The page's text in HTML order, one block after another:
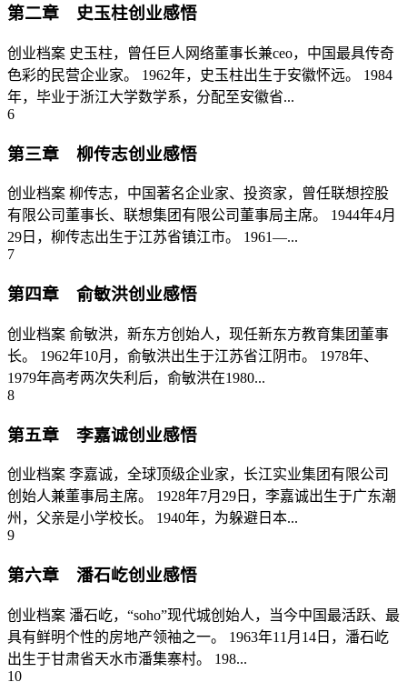
第二章 史玉柱创业感悟
创业档案 史玉柱，曾任巨人网络董事长兼ceo，中国最具传奇
色彩的民营企业家。 1962年，史玉柱出生于安徽怀远。 1984
年，毕业于浙江大学数学系，分配至安徽省...
6
第三章 柳传志创业感悟
创业档案 柳传志，中国著名企业家、投资家，曾任联想控股
有限公司董事长、联想集团有限公司董事局主席。 1944年4月
29日，柳传志出生于江苏省镇江市。 1961—...
7
第四章 俞敏洪创业感悟
创业档案 俞敏洪，新东方创始人，现任新东方教育集团董事
长。 1962年10月，俞敏洪出生于江苏省江阴市。 1978年、
1979年高考两次失利后，俞敏洪在1980...
8
第五章 李嘉诚创业感悟
创业档案 李嘉诚，全球顶级企业家，长江实业集团有限公司
创始人兼董事局主席。 1928年7月29日，李嘉诚出生于广东潮
州，父亲是小学校长。 1940年，为躲避日本...
9
第六章 潘石屹创业感悟
创业档案 潘石屹，“soho”现代城创始人，当今中国最活跃、最
具有鲜明个性的房地产领袖之一。 1963年11月14日，潘石屹
出生于甘肃省天水市潘集寨村。 198...
10